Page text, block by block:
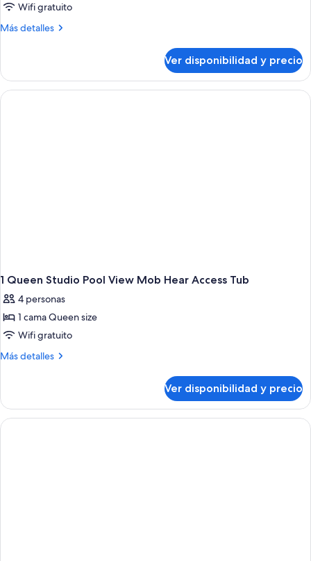
Wifi gratuito
Más detalles
Más
Queen
Studio
Mobilty
Ver disponibilidad y precio
1 Queen Studio Pool View Mob Hear Access Tub
4 personas
1 cama Queen size
Wifi gratuito
Más detalles
Más
Queen
Studio
Pool
Ver disponibilidad y precio